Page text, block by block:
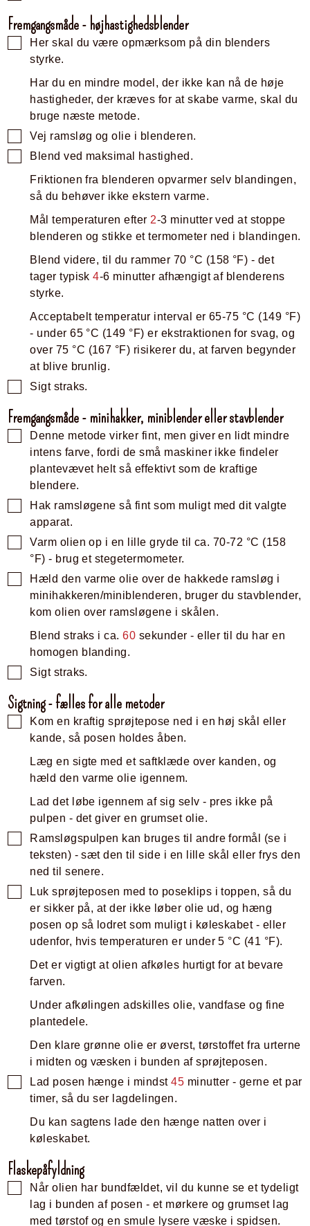
Fremgangsmåde - højhastighedsblender
Her skal du være opmærksom på din blenders
styrke.
Har du en mindre model, der ikke kan nå de høje
hastigheder, der kræves for at skabe varme, skal du
bruge næste metode.
Vej ramsløg og olie i blenderen.
Blend ved maksimal hastighed.
Friktionen fra blenderen opvarmer selv blandingen,
så du behøver ikke ekstern varme.
Mål temperaturen efter 2-3 minutter ved at stoppe
blenderen og stikke et termometer ned i blandingen.
Blend videre, til du rammer 70 °C (158 °F) - det
tager typisk4-6 minutter afhængigt af blenderens
styrke.
Acceptabelt temperatur interval er65-75 °C (149 °F)
- under65 °C (149 °F) er ekstraktionen for svag, og
over 75 °C (167 °F) risikerer du, at farven begynder
at blive brunlig.
Sigt straks.
Fremgangsmåde - minihakker, miniblender eller stavblender
Denne metode virker fint, men giver en lidt mindre
intens farve, fordi de små maskiner ikke findeler
plantevævet helt så effektivt som de kraftige
blendere.
Hak ramsløgene så fint som muligt med dit valgte
apparat.
Varm olien op i en lille gryde til ca. 70-72 °C (158
°F) - brug et stegetermometer.
Hæld den varme olie over de hakkede ramsløg i
minihakkeren/miniblenderen, bruger du stavblender,
kom olien over ramsløgene i skålen.
Blend straks i ca.60 sekunder - eller til du har en
homogen blanding.
Sigt straks.
Sigtning - fælles for alle metoder
Kom en kraftig sprøjtepose ned i en høj skål eller
kande, så posen holdes åben.
Læg en sigte med et saftklæde over kanden, og
hæld den varme olie igennem.
Lad det løbe igennem af sig selv - pres ikke på
pulpen - det giver en grumset olie.
Ramsløgspulpen kan bruges til andre formål (se i
teksten) - sæt den til side i en lille skål eller frys den
ned til senere.
Luk sprøjteposen med to poseklips i toppen, så du
er sikker på, at der ikke løber olie ud, og hæng
posen op så lodret som muligt i køleskabet - eller
udenfor, hvis temperaturen er under5 °C (41 °F).
Det er vigtigt at olien afkøles hurtigt for at bevare
farven.
Under afkølingen adskilles olie, vandfase og fine
plantedele.
Den klare grønne olie er øverst, tørstoffet fra urterne
i midten og væsken i bunden af sprøjteposen.
Lad posen hænge i mindst45 minutter - gerne et par
timer, så du ser lagdelingen.
Du kan sagtens lade den hænge natten over i
køleskabet.
Flaskepåfyldning
Når olien har bundfældet, vil du kunne se et tydeligt
lag i bunden af posen - et mørkere og grumset lag
med tørstof og en smule lysere væske i spidsen.